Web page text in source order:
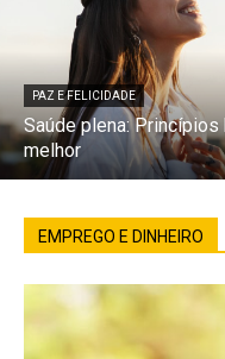
PAZ E FELICIDADE
Saúde plena:
melhor
EMPREGO E DINHEIRO